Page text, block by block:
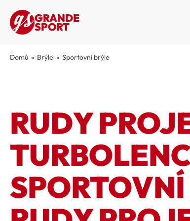
GRANDE
SPORT
Domů » Brýle » Sportovní brýle
RUDY
SPORTOVNÍ